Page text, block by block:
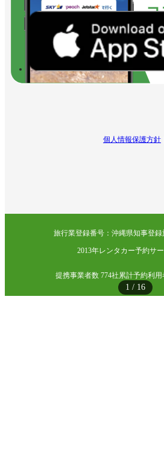
1 / 16
個人情報保護方針
旅行業登録番号：沖縄県知事登録
2013年レンタカー予約サ
提携事業者数 774社累計予約利用